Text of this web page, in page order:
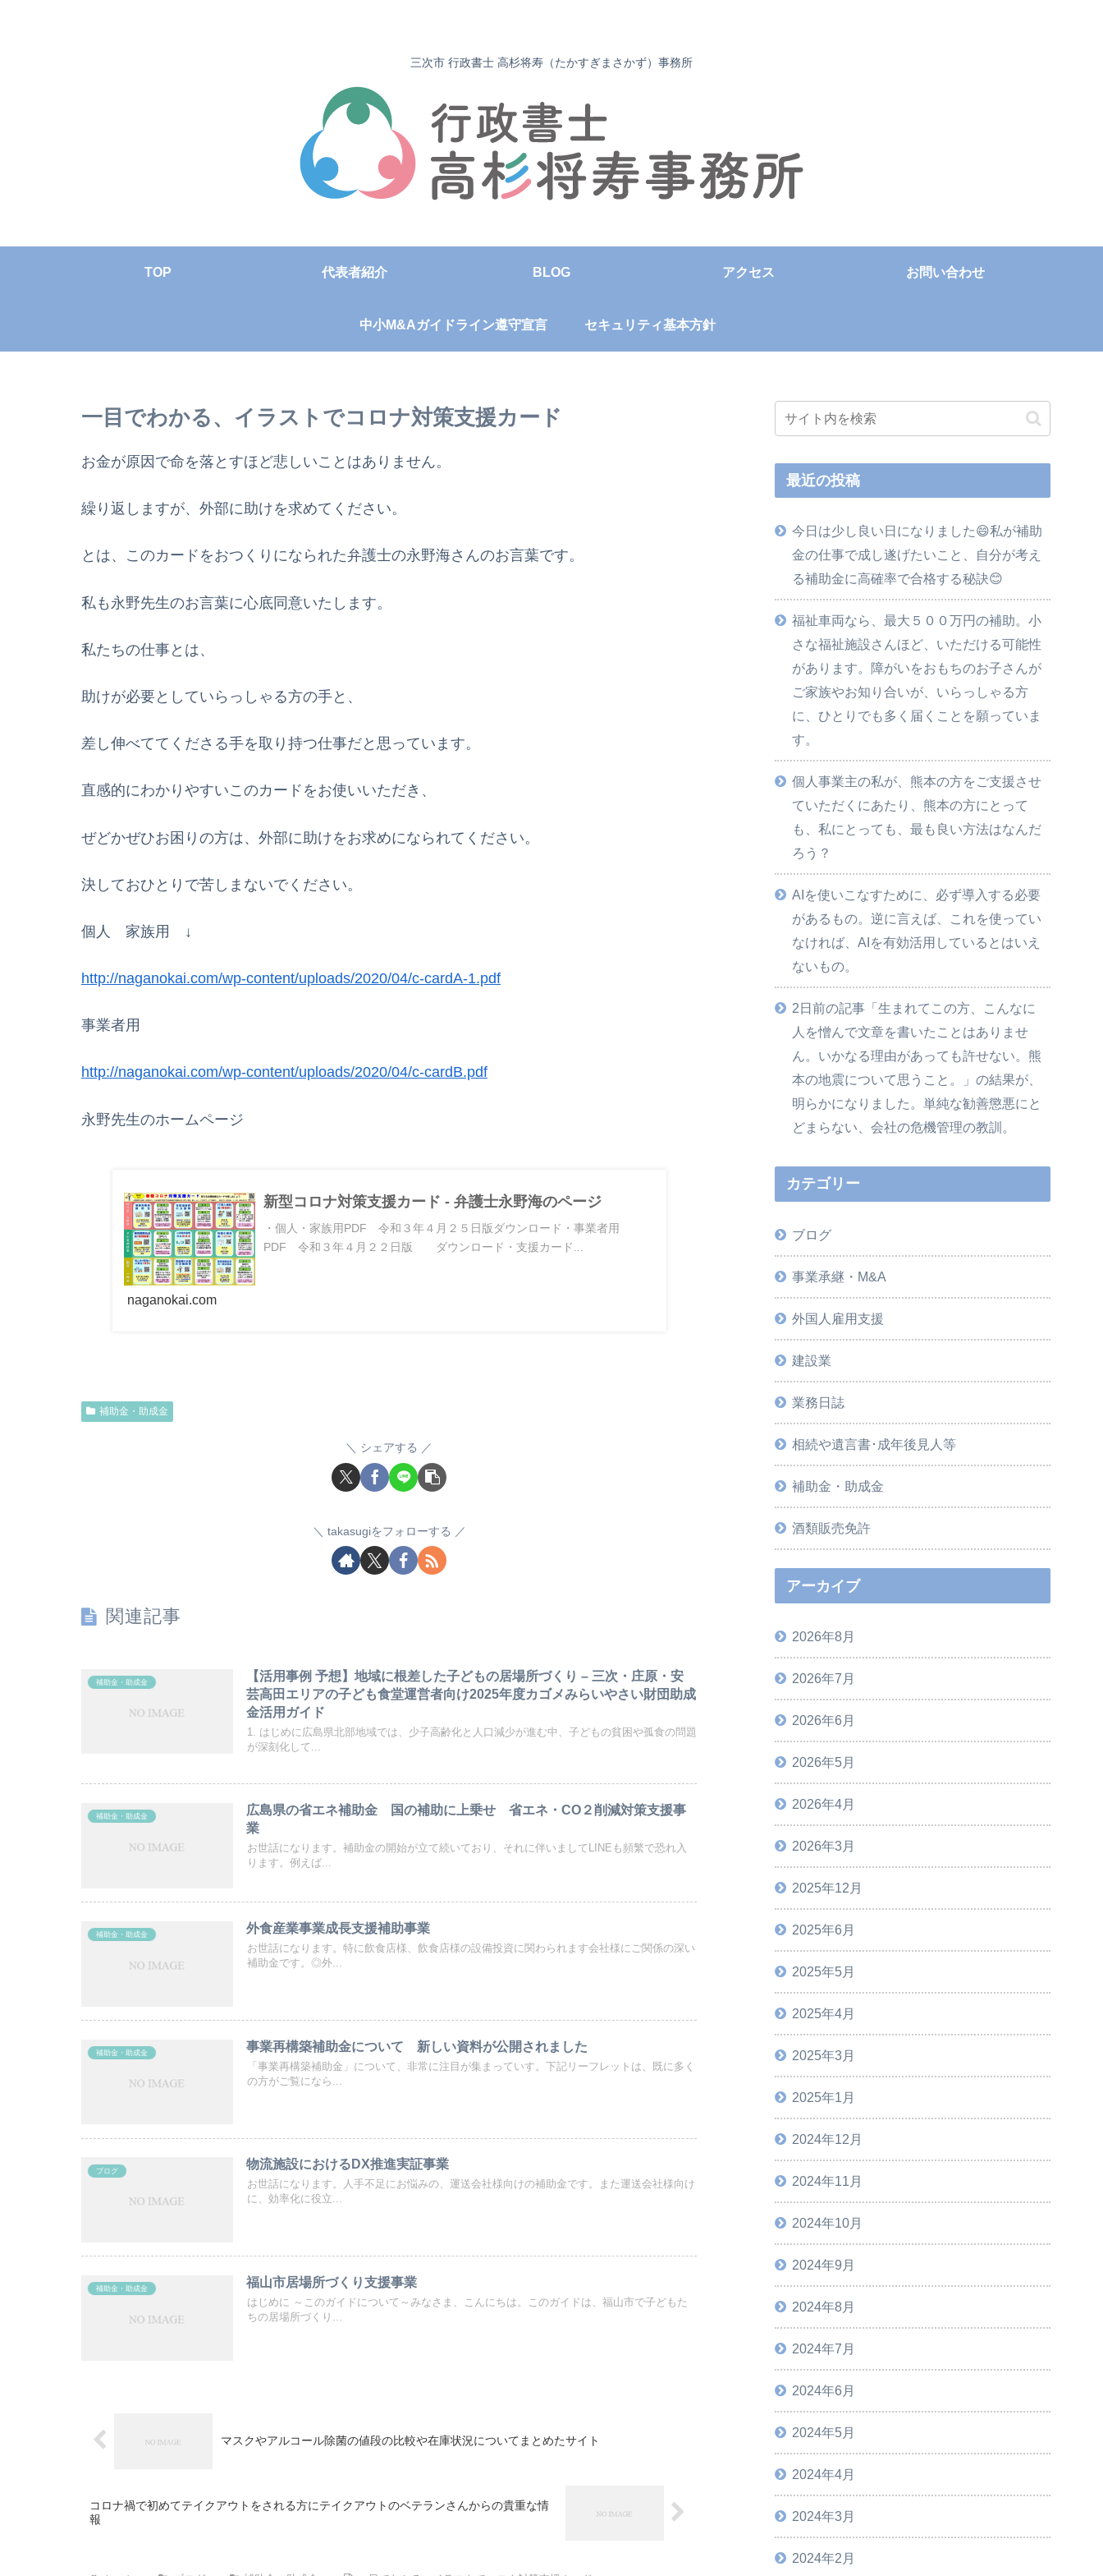
三次市 行政書士 高杉将寿（たかすぎまさかず）事務所
TOP 代表者紹介 BLOG アクセス お問い合わせ
中小M&Aガイドライン遵守宣言 セキュリティ基本方針
一目でわかる、イラストでコロナ対策支援カード
お金が原因で命を落とすほど悲しいことはありません。
繰り返しますが、外部に助けを求めてください。
とは、このカードをおつくりになられた弁護士の永野海さんのお言葉です。
私も永野先生のお言葉に心底同意いたします。
私たちの仕事とは、
助けが必要としていらっしゃる方の手と、
差し伸べててくださる手を取り持つ仕事だと思っています。
直感的にわかりやすいこのカードをお使いいただき、
ぜどかぜひお困りの方は、外部に助けをお求めになられてください。
決しておひとりで苦しまないでください。
個人 家族用 ↓
http://naganokai.com/wp-content/uploads/2020/04/c-cardA-1.pdf
事業者用
http://naganokai.com/wp-content/uploads/2020/04/c-cardB.pdf
永野先生のホームページ
新型コロナ対策支援カード - 弁護士永野海のページ
・個人・家族用PDF 令和３年４月２５日版ダウンロード・事業者用
PDF 令和３年４月２２日版 ダウンロード・支援カード...
naganokai.com
補助金・助成金
シェアする
takasugiをフォローする
関連記事
補助金・助成金
【活用事例 予想】地域に根差した子どもの居場所づくり – 三次・庄原・安
芸高田エリアの子ども食堂運営者向け2025年度カゴメみらいやさい財団助成
金活用ガイド
1. はじめに広島県北部地域では、少子高齢化と人口減少が進む中、子どもの貧困や孤食の問題
が深刻化して...
補助金・助成金
広島県の省エネ補助金 国の補助に上乗せ 省エネ・CO２削減対策支援事
業
お世話になります。補助金の開始が立て続いており、それに伴いましてLINEも頻繁で恐れ入
ります。例えば...
補助金・助成金 外食産業事業成長支援補助事業
お世話になります。特に飲食店様、飲食店様の設備投資に関わられます会社様にご関係の深い
補助金です。◎外...
補助金・助成金 事業再構築補助金について 新しい資料が公開されました
「事業再構築補助金」について、非常に注目が集まっていす。下記リーフレットは、既に多く
の方がご覧になら...
ブログ 物流施設におけるDX推進実証事業
お世話になります。人手不足にお悩みの、運送会社様向けの補助金です。また運送会社様向け
に、効率化に役立...
補助金・助成金 福山市居場所づくり支援事業
はじめに ～このガイドについて～みなさま、こんにちは。このガイドは、福山市で子どもた
ちの居場所づくり...
マスクやアルコール除菌の値段の比較や在庫状況についてまとめたサイト
コロナ禍で初めてテイクアウトをされる方にテイクアウトのベテランさんからの貴重な情
報
最近の投稿
今日は少し良い日になりました😄私が補助
金の仕事で成し遂げたいこと、自分が考え
る補助金に高確率で合格する秘訣😊
福祉車両なら、最大５００万円の補助。小
さな福祉施設さんほど、いただける可能性
があります。障がいをおもちのお子さんが
ご家族やお知り合いが、いらっしゃる方
に、ひとりでも多く届くことを願っていま
す。
個人事業主の私が、熊本の方をご支援させ
ていただくにあたり、熊本の方にとって
も、私にとっても、最も良い方法はなんだ
ろう？
AIを使いこなすために、必ず導入する必要
があるもの。逆に言えば、これを使ってい
なければ、AIを有効活用しているとはいえ
ないもの。
2日前の記事「生まれてこの方、こんなに
人を憎んで文章を書いたことはありませ
ん。いかなる理由があっても許せない。熊
本の地震について思うこと。」の結果が、
明らかになりました。単純な勧善懲悪にと
どまらない、会社の危機管理の教訓。
カテゴリー
ブログ
事業承継・M&A
外国人雇用支援
建設業
業務日誌
相続や遺言書･成年後見人等
補助金・助成金
酒類販売免許
アーカイブ
2026年8月
2026年7月
2026年6月
2026年5月
2026年4月
2026年3月
2025年12月
2025年6月
2025年5月
2025年4月
2025年3月
2025年1月
2024年12月
2024年11月
2024年10月
2024年9月
2024年8月
2024年7月
2024年6月
2024年5月
2024年4月
2024年3月
2024年2月